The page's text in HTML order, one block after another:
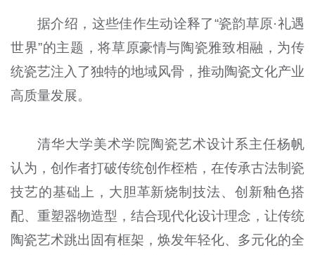
据介绍，这些佳作生动诠释了“瓷韵草原·礼遇
世界”的主题，将草原豪情与陶瓷雅致相融，为传
统瓷艺注入了独特的地域风骨，推动陶瓷文化产业
高质量发展。
清华大学美术学院陶瓷艺术设计系主任杨帆
认为，创作者打破传统创作桎梏，在传承古法制瓷
技艺的基础上，大胆革新烧制技法、创新釉色搭
配、重塑器物造型，结合现代化设计理念，让传统
陶瓷艺术跳出固有框架，焕发年轻化、多元化的全